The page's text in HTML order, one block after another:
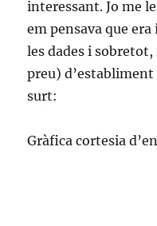
interessant. Jo me
em pensava que
les dades i
preu)
surt:
Gràfica cortesia